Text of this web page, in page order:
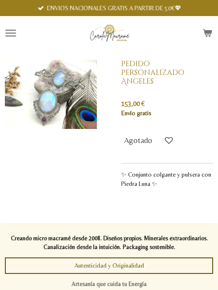
al
principal
ENVIOS NACIONALES GRATIS A PARTIR DE 50€💖
Pedido
personalizado
Angeles
153,00 €
Envío gratis
Agotado
✨ Conjunto colgante y pulsera con
Piedra Luna ✨
Creando micro macramé desde 2008. Diseños propios. Minerales extraordinarios.
Canalización desde la intuición. Packaging sostenible.
Autenticidad y Originalidad
Spanish
Artesanía que cuida tu Energía